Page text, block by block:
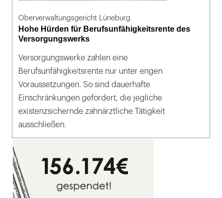
Oberverwaltungsgericht Lüneburg
Hohe Hürden für Berufsunfähigkeitsrente des
Versorgungswerks
Versorgungswerke zahlen eine
Berufsunfähigkeitsrente nur unter engen
Voraussetzungen. So sind dauerhafte
Einschränkungen gefordert, die jegliche
existenzsichernde zahnärztliche Tätigkeit
ausschließen.